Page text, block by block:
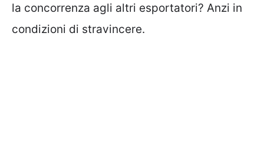
la concorrenza agli altri esportatori? Anzi in
condizioni di stravincere.